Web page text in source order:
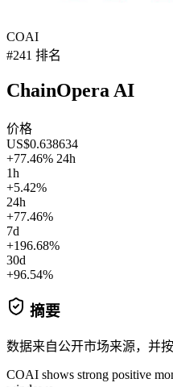
COAI
#241 排名
ChainOpera AI
价格
US$0.638634
+77.46% 24h
1h
+5.42%
24h
+77.46%
7d
+196.68%
30d
+96.54%
摘要
数据来自公开市场来源，并按
COAI shows strong positive